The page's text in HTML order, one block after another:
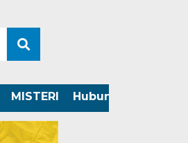
MISTERI Hubungi Kami